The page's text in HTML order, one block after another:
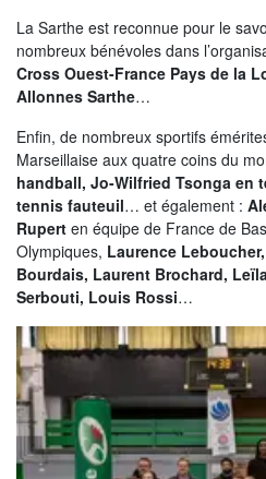
La Sarthe est reconnue pour le
nombreux bénévoles dans
Cross Ouest-France Pays de la
Allonnes Sarthe…
Enfin, de nombreux sportifs
Marseillaise aux quatre coins du
handball, Jo-Wilfried Tsonga en
tennis fauteuil… et également :
Rupert en équipe de France de
Olympiques, Laurence
Bourdais, Laurent Brochard,
Serbouti, Louis Rossi…